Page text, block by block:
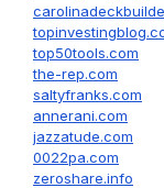
top50tools.com
the-rep.com
saltyfranks.com
annerani.com
jazzatude.com
0022pa.com
zeroshare.info